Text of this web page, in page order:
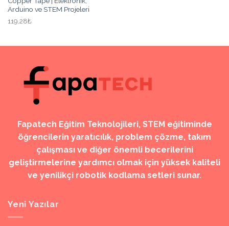
Arduino ve STEM Projeleri
119,28₺
Fapatech Eğitim Teknolojileri, STEM eğitiminde
öğrencilerin yaratıcılık, problem çözme, takım
çalışması ve diğer önemli becerilerini
geliştirmelerine yardımcı olmak için yüksek kaliteli
ve yenilikçi robotik kodlama setleri sunar.
Yeni Yazılar